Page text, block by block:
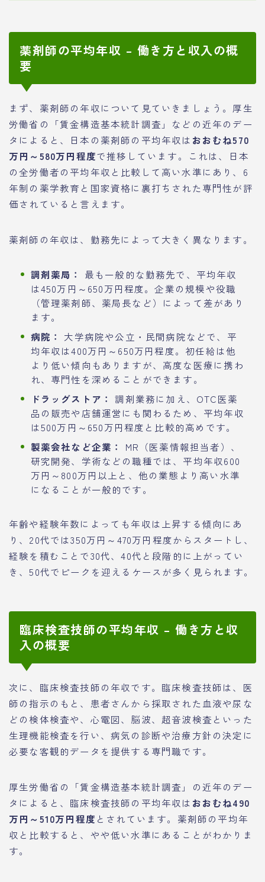
薬剤師の平均年収 – 働き方と収入の概
要
まず、薬剤師の年収について見ていきましょう。厚生
労働省の「賃金構造基本統計調査」などの近年のデー
タによると、日本の薬剤師の平均年収は おおむね570
万円～580万円程度で推移しています。これは、日本
の全労働者の平均年収と比較して高い水準にあり、6
年制の薬学教育と国家資格に裏打ちされた専門性が評
価されていると言えます。
薬剤師の年収は、勤務先によって大きく異なります。
調剤薬局：
最も一般的な勤務先で、平均年収
は450万円～650万円程度。企業の規模や役職
（管理薬剤師、薬局長など）によって差があり
ます。
病院：
大学病院や公立・民間病院などで、平
均年収は400万円～650万円程度。初任給は他
より低い傾向もありますが、高度な医療に携わ
れ、専門性を深めることができます。
ドラッグストア： 調剤業務に加え、OTC医薬
品の販売や店舗運営にも関わるため、平均年収
は500万円～650万円程度と比較的高めです。
製薬会社など企業：
MR（医薬情報担当者）、
研究開発、学術などの職種では、平均年収600
万円～800万円以上と、他の業態より高い水準
になることが一般的です。
年齢や経験年数によっても年収は上昇する傾向にあ
り、20代では350万円～470万円程度からスタートし、
経験を積むことで30代、40代と段階的に上がってい
き、50代でピークを迎えるケースが多く見られます。
臨床検査技師の平均年収 – 働き方と収
入の概要
次に、臨床検査技師の年収です。臨床検査技師は、医
師の指示のもと、患者さんから採取された血液や尿な
どの検体検査や、心電図、脳波、超音波検査といった
生理機能検査を行い、病気の診断や治療方針の決定に
必要な客観的データを提供する専門職です。
厚生労働省の「賃金構造基本統計調査」の近年のデー
タによると、臨床検査技師の平均年収は おおむね490
万円～510万円程度 とされています。薬剤師の平均年
収と比較すると、やや低い水準にあることがわかりま
す。